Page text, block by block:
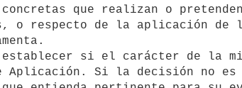
que realizan o
o respecto de la aplicación de
si el carácter de la
Aplicación. Si la decisión no es